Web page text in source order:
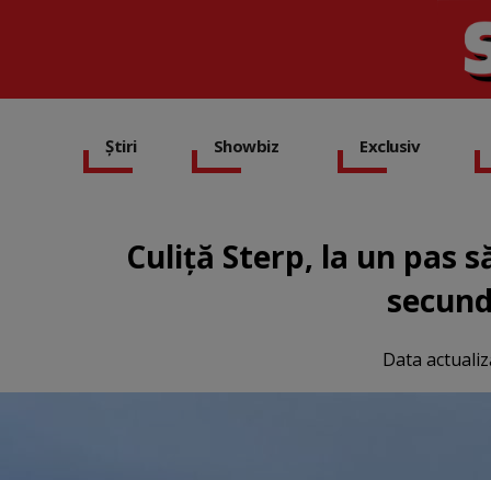
Știri Showbiz Exclusiv
Culiță Sterp, la un pas
Data